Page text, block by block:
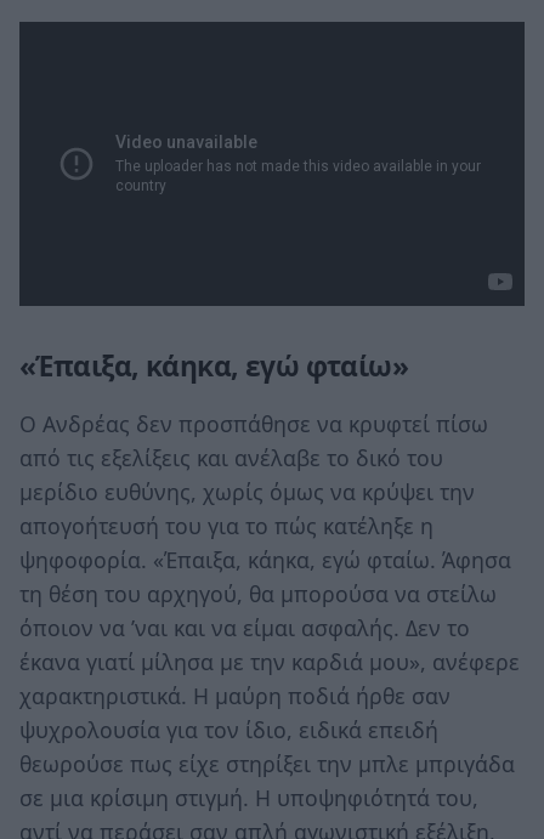
«Έπαιξα, κάηκα, εγώ φταίω»
Ο Ανδρέας δεν προσπάθησε να κρυφτεί πίσω
από τις εξελίξεις και ανέλαβε το δικό του
μερίδιο ευθύνης, χωρίς όμως να κρύψει την
απογοήτευσή του για το πώς κατέληξε η
ψηφοφορία. «Έπαιξα, κάηκα, εγώ φταίω. Άφησα
τη θέση του αρχηγού, θα μπορούσα να στείλω
όποιον να ’ναι και να είμαι ασφαλής. Δεν το
έκανα γιατί μίλησα με την καρδιά μου», ανέφερε
χαρακτηριστικά. Η μαύρη ποδιά ήρθε σαν
ψυχρολουσία για τον ίδιο, ειδικά επειδή
θεωρούσε πως είχε στηρίξει την μπλε μπριγάδα
σε μια κρίσιμη στιγμή. Η υποψηφιότητά του,
αντί να περάσει σαν απλή αγωνιστική εξέλιξη,